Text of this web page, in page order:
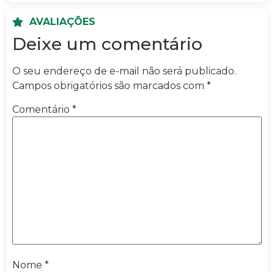
AVALIAÇÕES
Deixe um comentário
O seu endereço de e-mail não será publicado.
Campos obrigatórios são marcados com *
Comentário *
Nome *